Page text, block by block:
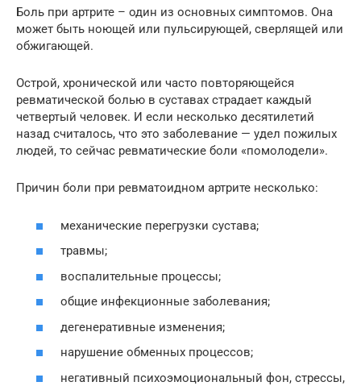
Боль при артрите – один из основных симптомов. Она
может быть ноющей или пульсирующей, сверлящей или
обжигающей.
Острой, хронической или часто повторяющейся
ревматической болью в суставах страдает каждый
четвертый человек. И если несколько десятилетий
назад считалось, что это заболевание — удел пожилых
людей, то сейчас ревматические боли «помолодели».
Причин боли при ревматоидном артрите несколько:
механические перегрузки сустава;
травмы;
воспалительные процессы;
общие инфекционные заболевания;
дегенеративные изменения;
нарушение обменных процессов;
негативный психоэмоциональный фон, стрессы,